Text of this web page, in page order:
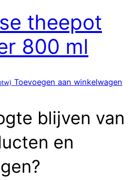
theepot
800 ml
Toevoegen aan winkelwagen
blijven van
en